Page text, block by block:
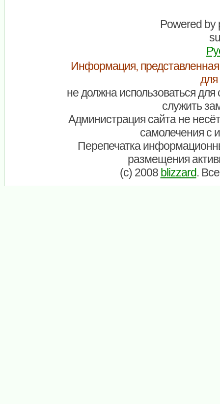
Powered by
Информация,
для
не должна использоваться
служить
Администрация сайта не
самолечения с
Перепечатка
размещения
(c) 2008 blizzard.